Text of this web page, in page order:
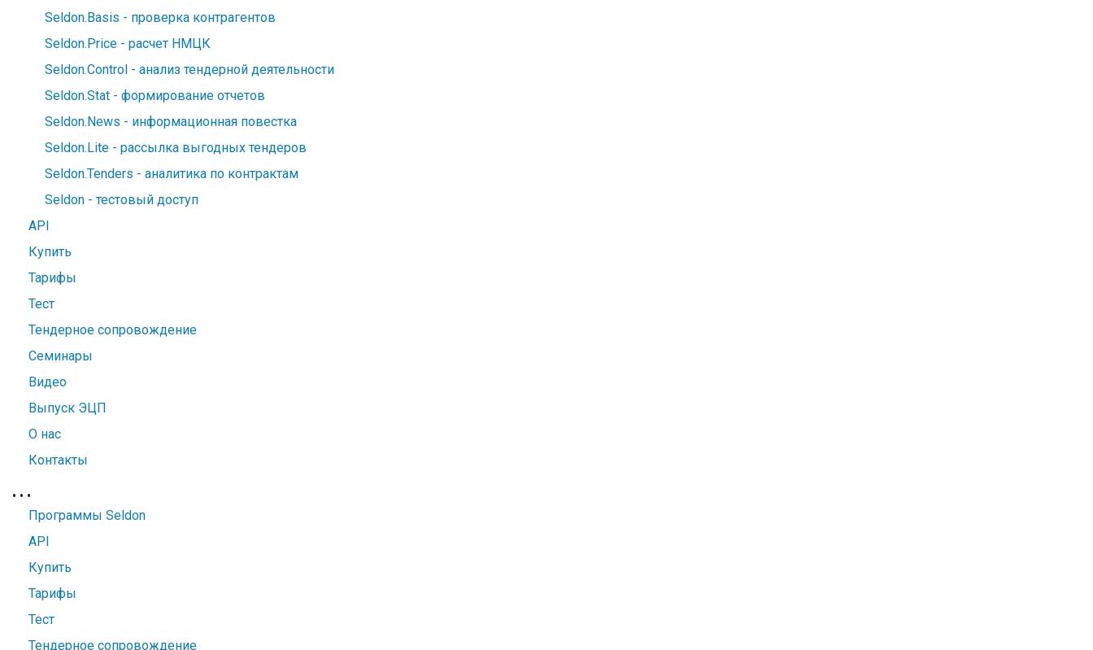
Seldon.Basis - проверка контрагентов
Seldon.Price - расчет НМЦК
Seldon.Control - анализ тендерной деятельности
Seldon.Stat - формирование отчетов
Seldon.News - информационная повестка
Seldon.Lite - рассылка выгодных тендеров
Seldon.Tenders - аналитика по контрактам
Seldon - тестовый доступ
API
Купить
Тарифы
Тест
Тендерное сопровождение
Семинары
Видео
Выпуск ЭЦП
О нас
Контакты
• • •
Программы Seldon
API
Купить
Тарифы
Тест
Тендерное сопровождение